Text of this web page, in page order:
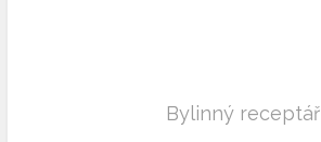
Bylinný receptář